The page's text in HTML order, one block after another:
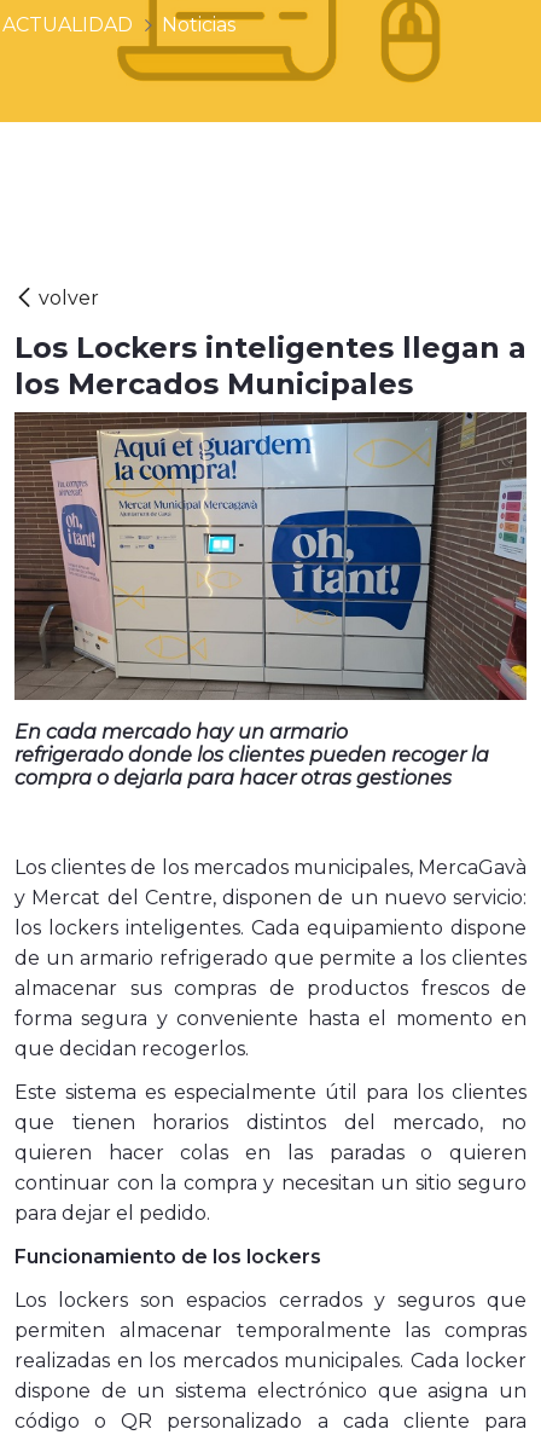
ACTUALIDAD Noticias
Los Lockers inteligentes llegan a
los Mercados Municipales
En cada mercado hay un armario
refrigerado donde los clientes pueden recoger la
compra o dejarla para hacer otras gestiones
Los clientes de los mercados municipales, MercaGavà
y Mercat del Centre, disponen de un nuevo servicio:
los lockers inteligentes. Cada equipamiento dispone
de un armario refrigerado que permite a los clientes
almacenar sus compras de productos frescos de
forma segura y conveniente hasta el momento en
que decidan recogerlos.
Este sistema es especialmente útil para los clientes
que tienen horarios distintos del mercado, no
quieren hacer colas en las paradas o quieren
continuar con la compra y necesitan un sitio seguro
para dejar el pedido.
Funcionamiento de los lockers
Los lockers son espacios cerrados y seguros que
permiten almacenar temporalmente las compras
realizadas en los mercados municipales. Cada locker
dispone de un sistema electrónico que asigna un
código o QR personalizado a cada cliente para